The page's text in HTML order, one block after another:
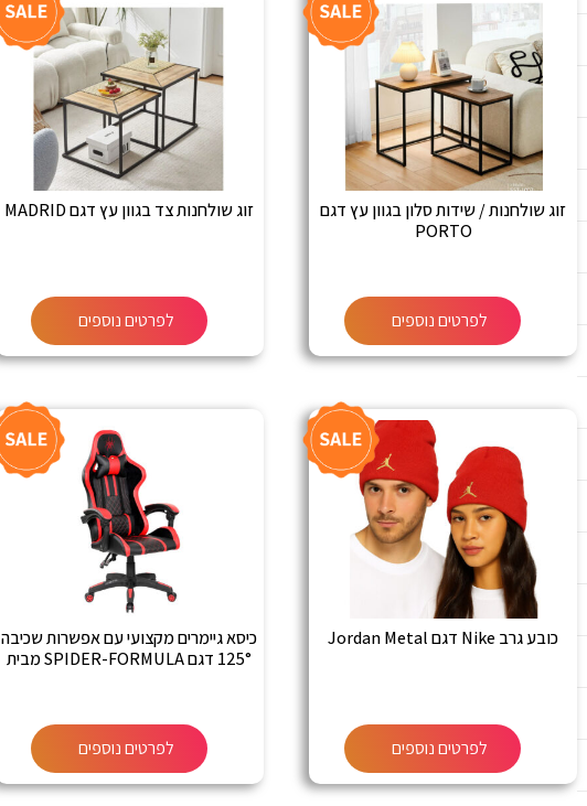
זוג שולחנות / שידות סלון בגוון עץ דגם
PORTO
לפרטים נוספים
זוג שולחנות צד בגוון עץ דגם MADRID
לפרטים נוספים
כובע גרב Nike דגם Jordan Metal
לפרטים נוספים
כיסא גיימרים מקצועי עם אפשרות שכיבה
125° דגם SPIDER-FORMULA מבית
לפרטים נוספים